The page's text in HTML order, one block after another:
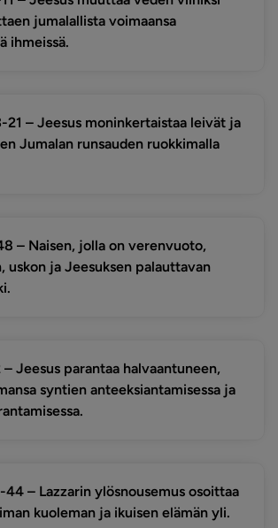
jumalallista voimaansa
ihmeissä.
21 – Jeesus moninkertaistaa leivät ja
Jumalan runsauden ruokkimalla
– Naisen, jolla on verenvuoto,
uskon ja Jeesuksen palauttavan
– Jeesus parantaa halvaantuneen,
syntien anteeksiantamisessa ja
44 – Lazzarin ylösnousemus osoittaa
kuoleman ja ikuisen elämän yli.